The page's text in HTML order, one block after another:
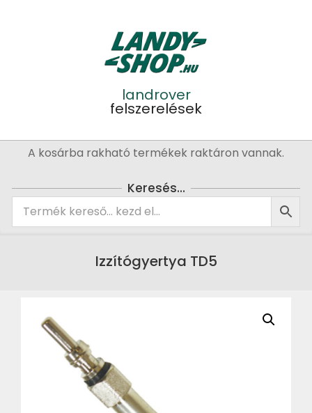
landrover
felszerelések
PrimaryA kosárba rakható termékek raktáron vannak.
Keresés…
Izzítógyertya TD5